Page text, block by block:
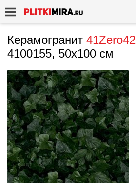
Керамогранит 41Zero42
4100155, 50x100 см